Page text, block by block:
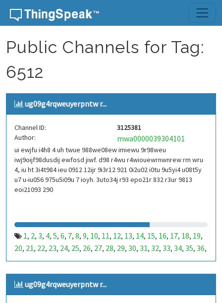
Skip to content
Public Channels for Tag:
6512
ug09g4rqweuyerpntw r...
Channel ID:
3125381
Author:
mwa0000039304101
ui ewjfu i4h8 4 uh twue 988we08ew imiewu 9r98weu
iwj9oijf98dusdij ewfosd jiwf. d98 r4wu r4wiouewrnwnrew rm wru
4, iu ht 3i4t984 ieu 0912 12ijr 9i3r12 921 0i2u02 i0tu 9u5yi4 u08t5y
u7 u-iu056 975u5i09u 7 ioyh. 3uto34j r93 epo21r 832 r3ur 9813
eoi21093 290
1, 2, 3, 4, 5, 6, 7, 8, 9, 10, 11, 12, 13, 14, 15, 16, 17, 18, 19,
20, 21, 22, 23, 24, 25, 26, 27, 28, 29, 30, 31, 32, 33, 34, 35, 36,
37,38,39,40,41,42,43,44,45,46,47,48,49,50,51,52,53,
99,100,101,102,103,104,105,106,107,108,109,110,
111,112,113,114,115,116,
123,124,125,126,127,128,129,130,131,132,133,134,
ug09g4rqweuyerpntw r...